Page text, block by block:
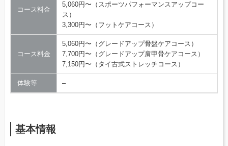
コース料金
5,060円〜（スポーツパフォーマンスアップコー
ス）
3,300円〜（フットケアコース）
コース料金
5,060円〜（グレードアップ骨盤ケアコース）
7,700円〜（グレードアップ肩甲骨ケアコース）
7,150円〜（タイ古式ストレッチコース）
体験等 –
基本情報